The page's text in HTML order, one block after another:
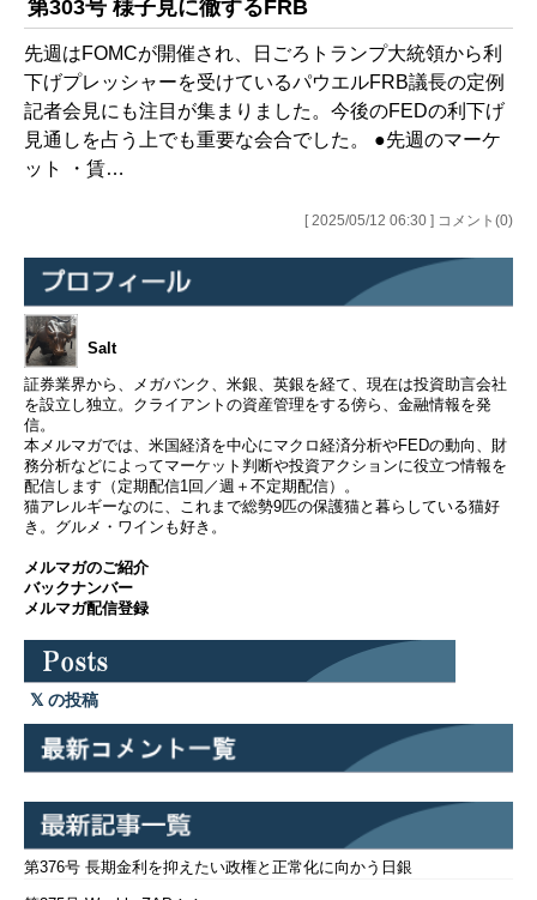
第303号 様子見に徹するFRB
先週はFOMCが開催され、日ごろトランプ大統領から利
下げプレッシャーを受けているパウエルFRB議長の定例
記者会見にも注目が集まりました。今後のFEDの利下げ
見通しを占う上でも重要な会合でした。 ●先週のマーケ
ット ・賃…
[ 2025/05/12 06:30 ] コメント(0)
Salt
証券業界から、メガバンク、米銀、英銀を経て、現在は投資助言会社
を設立し独立。クライアントの資産管理をする傍ら、金融情報を発
信。
本メルマガでは、米国経済を中心にマクロ経済分析やFEDの動向、財
務分析などによってマーケット判断や投資アクションに役立つ情報を
配信します（定期配信1回／週＋不定期配信）。
猫アレルギーなのに、これまで総勢9匹の保護猫と暮らしている猫好
き。グルメ・ワインも好き。
メルマガのご紹介
バックナンバー
メルマガ配信登録
の投稿
第376号 長期金利を抑えたい政権と正常化に向かう日銀